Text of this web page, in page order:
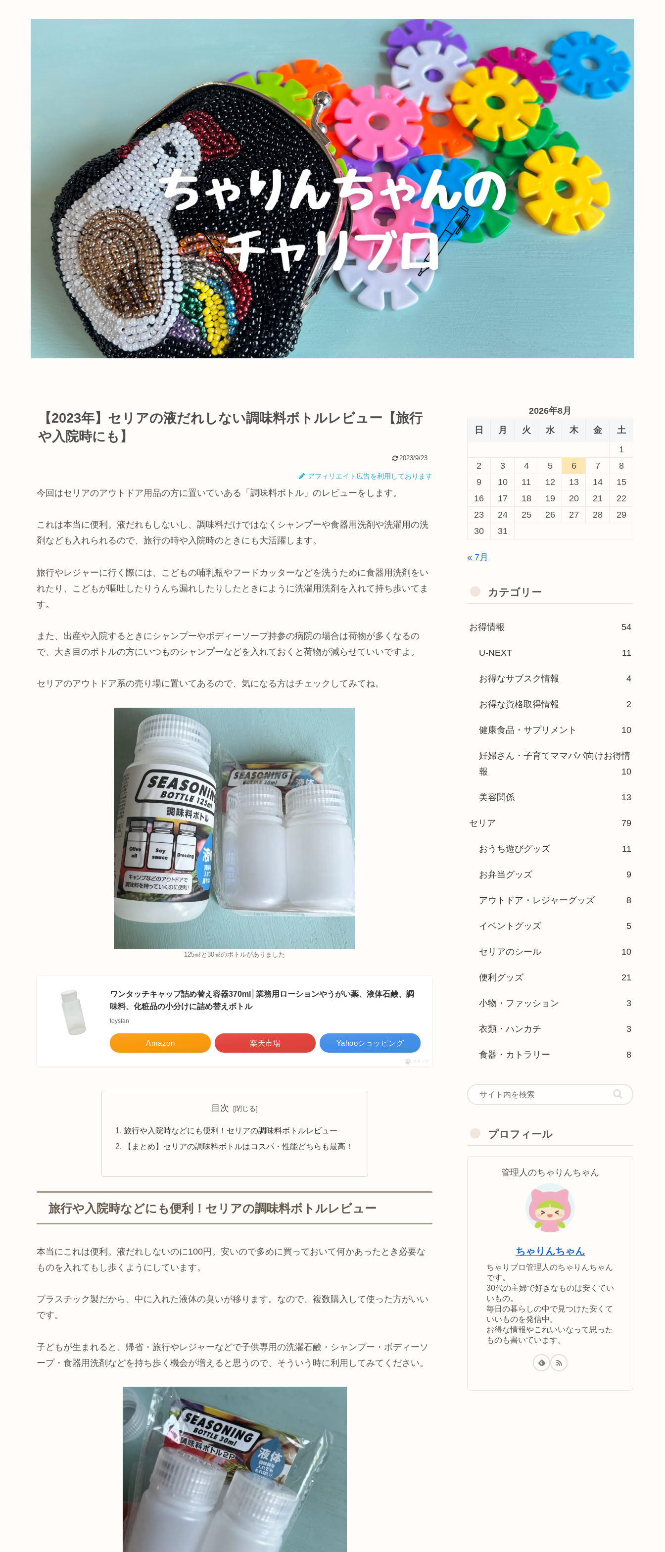
【2023年】セリアの液だれしない調味料ボトルレビュー【旅行
や入院時にも】
2023/9/23
アフィリエイト広告を利用しております
今回はセリアのアウトドア用品の方に置いていある「調味料ボトル」のレビューをします。
これは本当に便利。液だれもしないし、調味料だけではなくシャンプーや食器用洗剤や洗濯用の洗
剤なども入れられるので、旅行の時や入院時のときにも大活躍します。
旅行やレジャーに行く際には、こどもの哺乳瓶やフードカッターなどを洗うために食器用洗剤をい
れたり、こどもが嘔吐したりうんち漏れしたりしたときにように洗濯用洗剤を入れて持ち歩いてま
す。
また、出産や入院するときにシャンプーやボディーソープ持参の病院の場合は荷物が多くなるの
で、大き目のボトルの方にいつものシャンプーなどを入れておくと荷物が減らせていいですよ。
セリアのアウトドア系の売り場に置いてあるので、気になる方はチェックしてみてね。
125㎖と30㎖のボトルがありました
ワンタッチキャップ詰め替え容器370ml│業務用ローションやうがい薬、液体石鹸、調
味料、化粧品の小分けに詰め替えボトル
toysfan
Amazon 楽天市場 Yahooショッピング
ポチップ
目次
旅行や入院時などにも便利！セリアの調味料ボトルレビュー
【まとめ】セリアの調味料ボトルはコスパ・性能どちらも最高！
旅行や入院時などにも便利！セリアの調味料ボトルレビュー
本当にこれは便利。液だれしないのに100円。安いので多めに買っておいて何かあったとき必要な
ものを入れてもし歩くようにしています。
プラスチック製だから、中に入れた液体の臭いが移ります。なので、複数購入して使った方がいい
です。
子どもが生まれると、帰省・旅行やレジャーなどで子供専用の洗濯石鹸・シャンプー・ボディーソ
ープ・食器用洗剤などを持ち歩く機会が増えると思うので、そういう時に利用してみてください。
2026年8月
日
月 火 水 木 金
土
1
2
3 4 5 6 7
8
9
10 11 12 13 14
15
16
17 18 19 20 21
22
23
24 25 26 27 28
29
30
31
« 7月
カテゴリー
お得情報 54
U-NEXT 11
お得なサブスク情報 4
お得な資格取得情報 2
健康食品・サプリメント 10
妊婦さん・子育てママパパ向けお得情
報
10
美容関係 13
セリア 79
おうち遊びグッズ 11
お弁当グッズ 9
アウトドア・レジャーグッズ 8
イベントグッズ 5
セリアのシール 10
便利グッズ 21
小物・ファッション 3
衣類・ハンカチ 3
食器・カトラリー 8
プロフィール
管理人のちゃりんちゃん
ちゃりんちゃん
ちゃりブロ管理人のちゃりんちゃん
です。
30代の主婦で好きなものは安くてい
いもの。
毎日の暮らしの中で見つけた安くて
いいものを発信中。
お得な情報やこれいいなって思った
ものも書いています。